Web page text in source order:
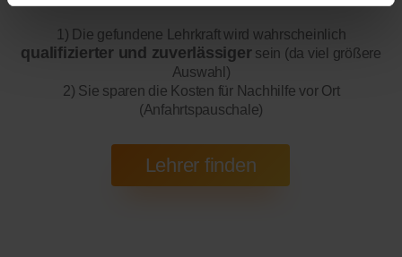
1) Die gefundene Lehrkraft wird wahrscheinlich
qualifizierter und zuverlässigersein (da viel größere
Auswahl)
2) Sie sparen die Kosten für Nachhilfe vor Ort
(Anfahrtspauschale)